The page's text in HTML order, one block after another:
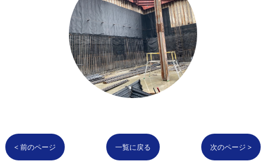
< 前のページ 一覧に戻る 次のページ >